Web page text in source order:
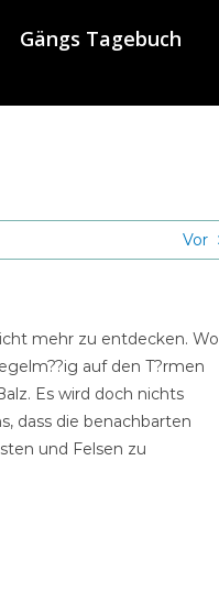
Gängs Tagebuch
Vor
mehr zu entdecken. Wo
auf den T?rmen
Es wird doch nichts
dass die benachbarten
und Felsen zu